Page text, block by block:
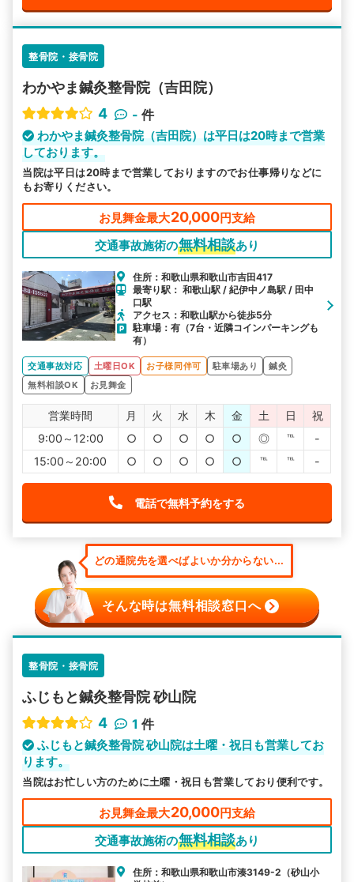
整骨院・接骨院
わかやま鍼灸整骨院（吉田院）
4
- 件
わかやま鍼灸整骨院（吉田院）は平日は20時まで営業
しております。
当院は平日は20時まで営業しておりますのでお仕事帰りなどに
もお寄りください。
お見舞金最大20,000円支給
交通事故施術の無料相談あり
住所：和歌山県和歌山市吉田417
最寄り駅： 和歌山駅 / 紀伊中ノ島駅 / 田中
口駅
アクセス：和歌山駅から徒歩5分
駐車場：有（7台・近隣コインパーキングも
有）
交通事故対応 土曜日OK お子様同伴可 駐車場あり
鍼灸
無料相談OK
お見舞金
営業時間 月 火 水 木 金 土 日
祝
9:00～12:00
○ ○ ○ ○ ○ ◎ ℡
-
15:00～20:00
○ ○ ○ ○ ○ ℡ ℡ -
電話で無料予約をする
どの通院先を選べばよいか分からない...
そんな時は無料相談窓口へ
整骨院・接骨院
ふじもと鍼灸整骨院 砂山院
4
1 件
ふじもと鍼灸整骨院 砂山院は土曜・祝日も営業してお
ります。
当院はお忙しい方のために土曜・祝日も営業しており便利です。
お見舞金最大20,000円支給
交通事故施術の無料相談あり
住所：和歌山県和歌山市湊3149-2（砂山小